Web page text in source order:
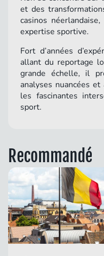
et des
casinos
expertise sportive.
Fort d’années
allant du reportage
grande échelle, il
analyses nuancées
les fascinantes
sport.
Recommandé